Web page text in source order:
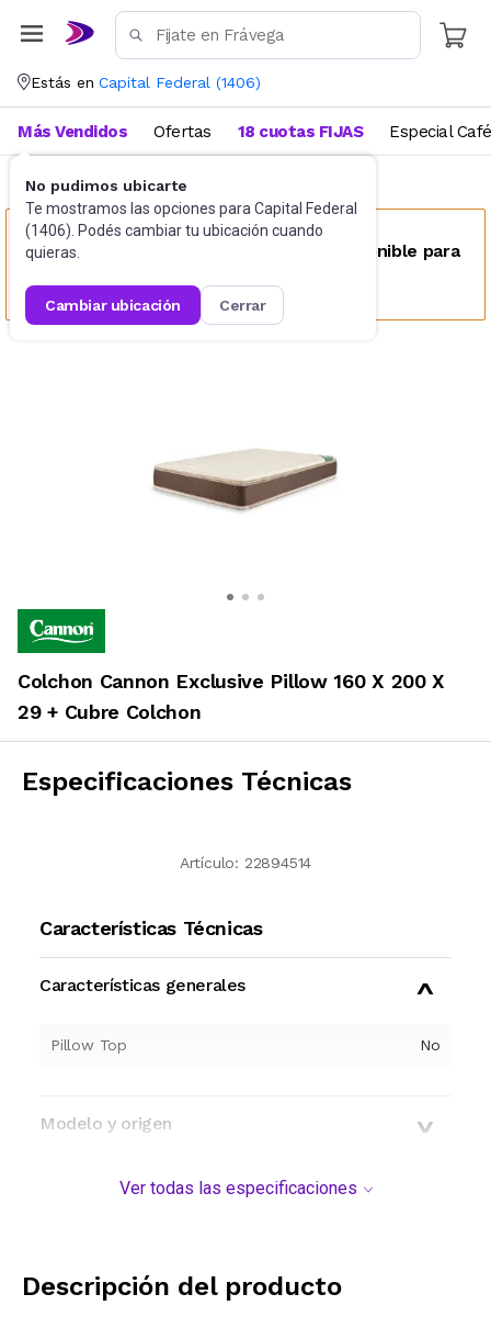
Estás en Capital Federal (1406)
No pudimos ubicarte
Te mostramos las opciones para Capital Federal
(1406). Podés cambiar tu ubicación cuando
quieras.
cambiar ubicación cerrar
Más Vendidos Ofertas 18 cuotas FIJAS Especial Café
Colchones tradicionales
Este producto no se encuentra disponible para
Colchon Cannon Exclusive Pillow 160 X 200 X
29 + Cubre Colchon
Especificaciones Técnicas
Artículo: 22894514
Características Técnicas
Características generales
Pillow Top No
Modelo y origen
Ver todas las especificaciones
Descripción del producto